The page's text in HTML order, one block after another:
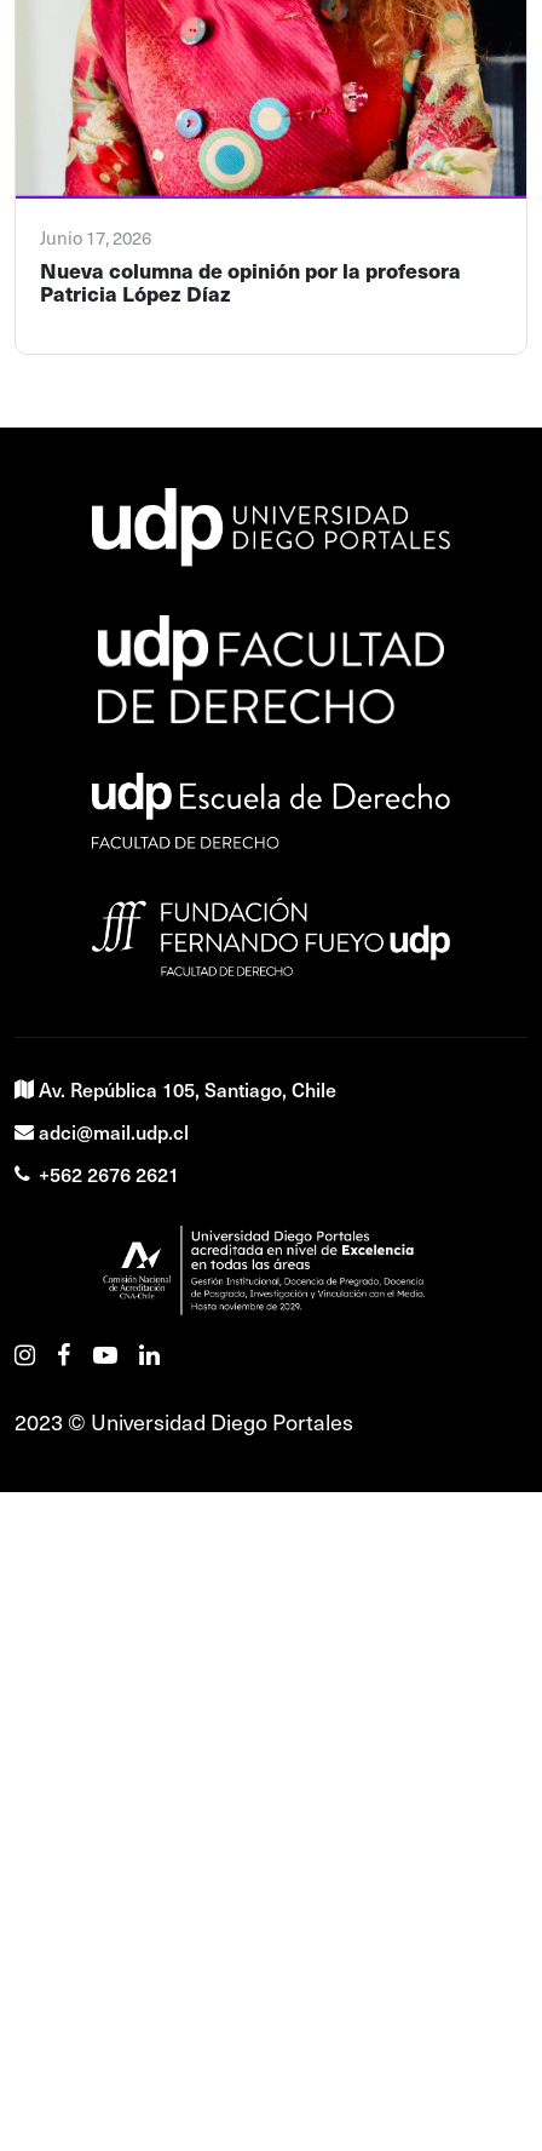
Junio 17, 2026
Nueva columna de opinión por la profesora
Patricia López Díaz
Av. República 105, Santiago, Chile
adci@mail.udp.cl
+562 2676 2621
2023 © Universidad Diego Portales